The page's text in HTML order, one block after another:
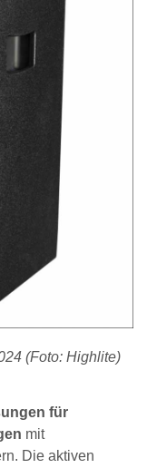
(Foto: Highlite)
für
mit
Die aktiven